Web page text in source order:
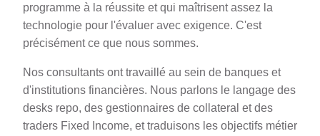
programme à la réussite et qui maîtrisent assez la
technologie pour l'évaluer avec exigence. C'est
précisément ce que nous sommes.
Nos consultants ont travaillé au sein de banques et
d'institutions financières. Nous parlons le langage des
desks repo, des gestionnaires de collateral et des
traders Fixed Income, et traduisons les objectifs métier